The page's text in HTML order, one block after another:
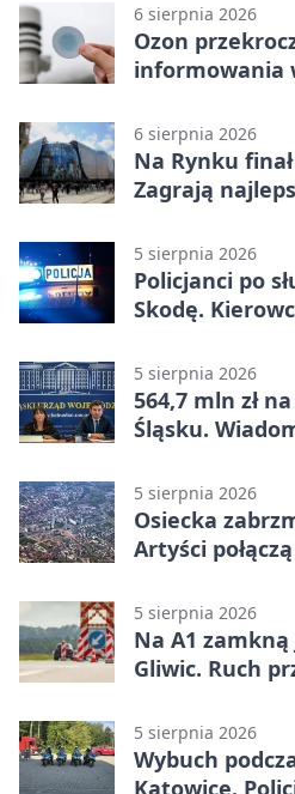
6 sierpnia 2026
Ozon
informowania
6 sierpnia 2026
Na Rynku
Zagrają
5 sierpnia 2026
Policjanci po
Skodę.
5 sierpnia 2026
564,7 mln zł
Śląsku.
5 sierpnia 2026
Osiecka
Artyści
5 sierpnia 2026
Na A1
Gliwic. Ruch
5 sierpnia 2026
Wybuch
Katowice.